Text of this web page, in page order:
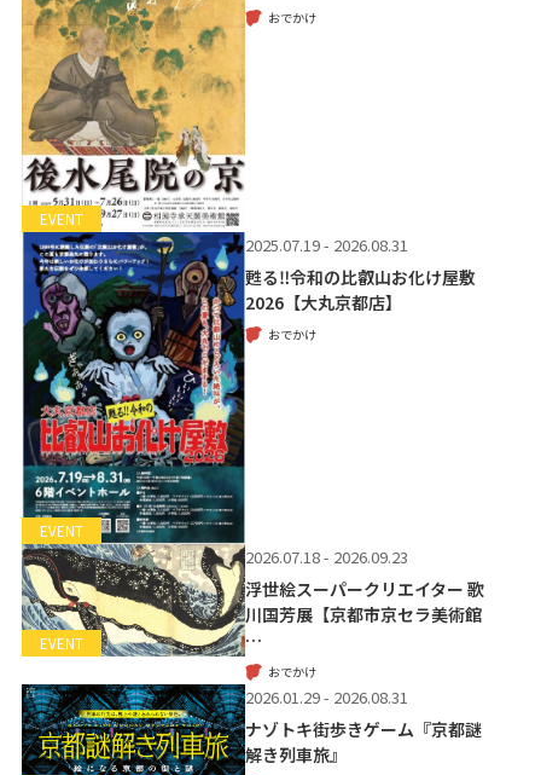
EVENT
おでかけ
EVENT
2025.07.19 - 2026.08.31
甦る‼令和の比叡山お化け屋敷
2026【大丸京都店】
おでかけ
EVENT
2026.07.18 - 2026.09.23
浮世絵スーパークリエイター 歌
川国芳展【京都市京セラ美術館
…
おでかけ
2026.01.29 - 2026.08.31
ナゾトキ街歩きゲーム『京都謎
解き列車旅』